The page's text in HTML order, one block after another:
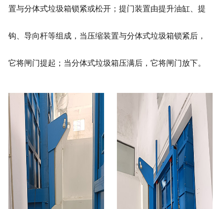
置与分体式垃圾箱锁紧或松开；提门装置由提升油缸、提
钩、导向杆等组成，当压缩装置与分体式垃圾箱锁紧后，
它将闸门提起；当分体式垃圾箱压满后，它将闸门放下。